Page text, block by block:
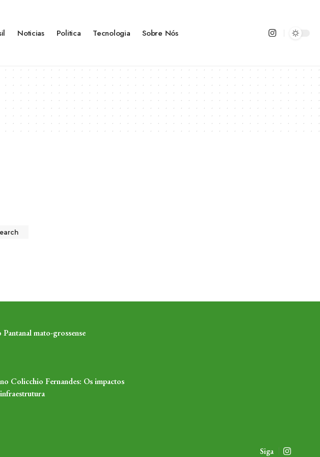
Noticias Politica Tecnologia Sobre Nós
mato-grossense
Colicchio Fernandes: Os impactos
Siga